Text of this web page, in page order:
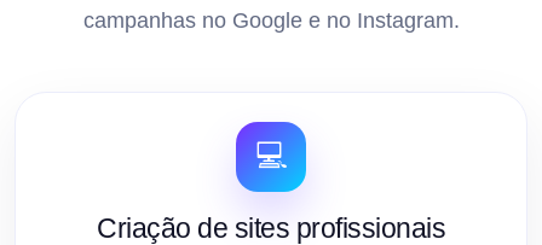
campanhas no Google e no Instagram.
💻
Criação de sites profissionais